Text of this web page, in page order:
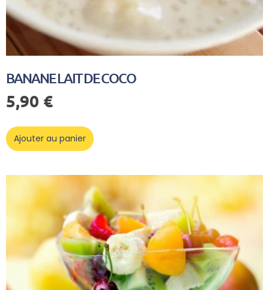
BANANE LAIT DE COCO
5,90 €
Ajouter au panier